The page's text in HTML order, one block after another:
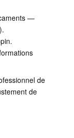
—
de
de